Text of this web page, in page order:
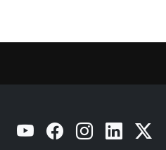
YouTube Facebook Instagram